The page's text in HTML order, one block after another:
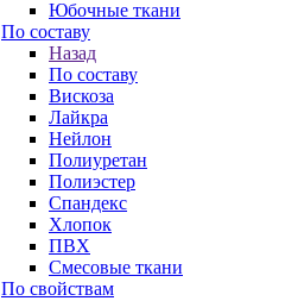
Юбочные ткани
По составу
Назад
По составу
Вискоза
Лайкра
Нейлон
Полиуретан
Полиэстер
Спандекс
Хлопок
ПВХ
Смесовые ткани
По свойствам